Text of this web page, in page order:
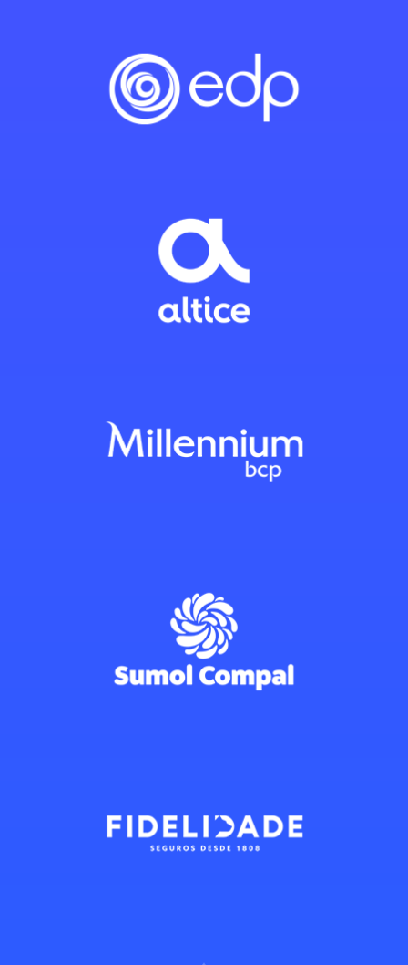
fazer o mesmo curso.
Joana Domingues
A formação foi intensa e
exigente, mas muito bem
conduzida. Os formadores
forma clara, acessível e
muito empática. A
componente presencial fez
também toda a diferença,
pela interação direta, pela
depois do curso já estava a
aplicar conceitos e